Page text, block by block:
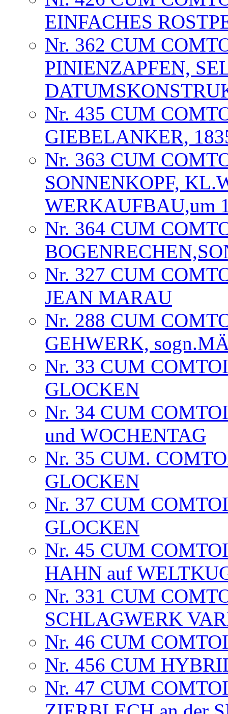
EINFACHES
Nr. 362 CUM
PINIENZAPFEN,
Nr. 435 CUM
GIEBELANKER,
Nr. 363 CUM
SONNENKOPF,
WERKAUFBAU,um
Nr. 364 CUM
Nr. 327 CUM
JEAN MARAU
Nr. 288 CUM
GEHWERK,
Nr. 33 CUM
GLOCKEN
Nr. 34 CUM
und WOCHENTAG
Nr. 35 CUM.
GLOCKEN
Nr. 37 CUM
GLOCKEN
Nr. 45 CUM
HAHN auf
Nr. 331 CUM
SCHLAGWERK
Nr. 46 CUM
Nr. 456 CUM
Nr. 47 CUM